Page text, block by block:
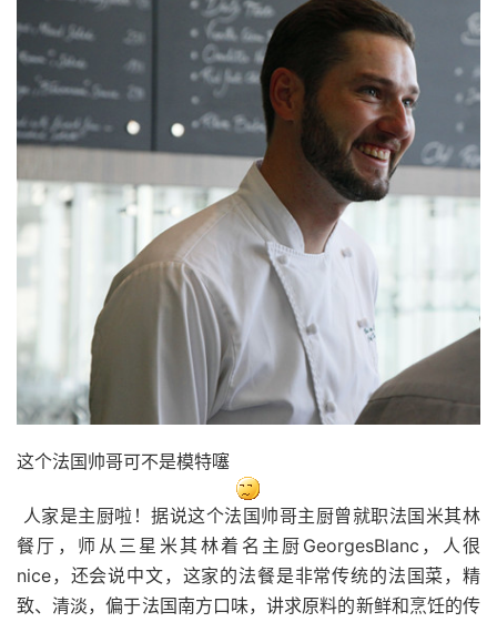
这个法国帅哥可不是模特噻
人家是主厨啦！据说这个法国帅哥主厨曾就职法国米其林
餐厅，师从三星米其林着名主厨GeorgesBlanc，人很
nice，还会说中文，这家的法餐是非常传统的法国菜，精
致、清淡，偏于法国南方口味，讲求原料的新鲜和烹饪的传